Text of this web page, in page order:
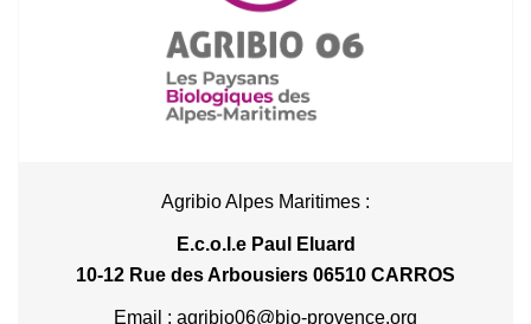
Agribio Alpes Maritimes :
E.c.o.l.e Paul Eluard
10-12 Rue des Arbousiers 06510 CARROS
Email : agribio06@bio-provence.org